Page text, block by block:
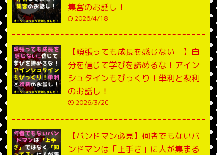
集客のお話し！
2026/4/18
【頑張っても成長を感じない…】自
分を信じて学びを諦めるな！アイン
シュタインもびっくり！単利と複利
のお話し！
2026/3/20
【バンドマン必見】何者でもないバ
ンドマンは「上手さ」に人が集まる